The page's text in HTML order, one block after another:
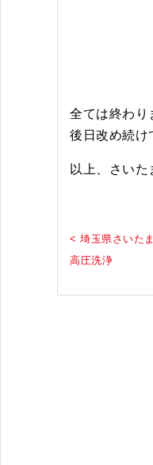
全ては終わり
後日改め続け
以上、さい
< 埼玉県さいた
高圧洗浄